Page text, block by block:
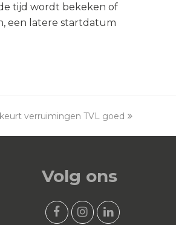
tijd wordt bekeken of
een latere startdatum
verruimingen TVL goed
Volg ons
F L